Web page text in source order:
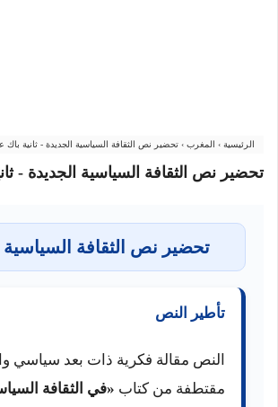
الرئيسية › المغرب › تحضير نص الثقافة السياسية الجديدة - ثانية باك
تحضير نص الثقافة السياسية الجديدة -
تحضير نص الثقافة السياسية
تأطير النص
النص مقالة فكرية ذات بعد سياسي
مقتطفة من كتاب «في الثقافة